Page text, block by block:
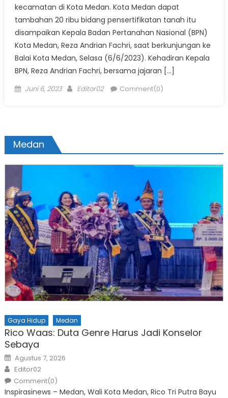
kecamatan di Kota Medan. Kota Medan dapat
tambahan 20 ribu bidang pensertifikatan tanah itu
disampaikan Kepala Badan Pertanahan Nasional (BPN)
Kota Medan, Reza Andrian Fachri, saat berkunjungan ke
Balai Kota Medan, Selasa (6/6/2023). Kehadiran Kepala
BPN, Reza Andrian Fachri, bersama jajaran […]
Posted
Juni 6, 2023 Author
Editor02 Comment(0)
Medan
Gaya Hidup Medan
Rico Waas: Duta Genre Harus Jadi Konselor
Sebaya
Posted
on
Agustus 7, 2026
Author
Editor02
Comment(0)
Inspirasinews – Medan, Wali Kota Medan, Rico Tri Putra Bayu